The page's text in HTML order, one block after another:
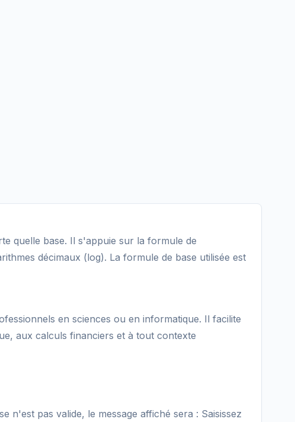
quelle base. Il s'appuie sur la formule de
décimaux (log). La formule de base utilisée est
en sciences ou en informatique. Il facilite
aux calculs financiers et à tout contexte
n'est pas valide, le message affiché sera : Saisissez